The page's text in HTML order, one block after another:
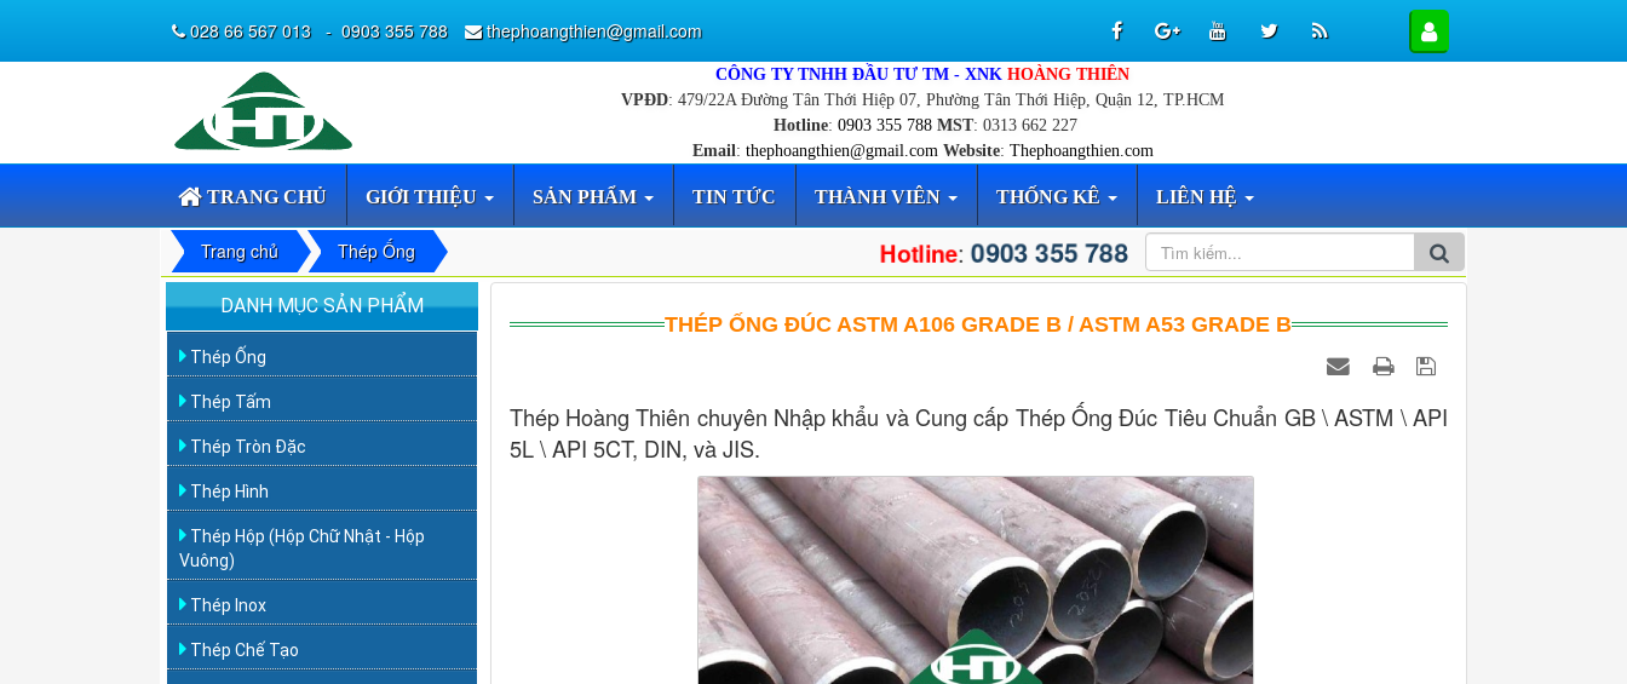
CÔNG TY TNHH ĐẦU TƯ TM - XNK HOÀNG THIÊN
VPĐD: 479/22A Đường Tân Thới Hiệp 07, Phường Tân Thới Hiệp, Quận 12, TP.HCM
Hotline: 0903 355 788 MST: 0313 662 227
Email: thephoangthien@gmail.com Website: Thephoangthien.com
TRANG CHỦ GIỚI THIỆU SẢN PHẨM TIN TỨC THÀNH VIÊN THỐNG KÊ LIÊN HỆ
028 66 567 013 - 0903 355 788 thephoangthien@gmail.com
Trang chủ Thép Ống Hotline:0903 355 788
THÉP ỐNG ĐÚC ASTM A106 GRADE B / ASTM A53 GRADE B
Thép Hoàng Thiên chuyên Nhập khẩu và Cung cấp Thép Ống Đúc Tiêu Chuẩn GB \ ASTM \ API
5L \ API 5CT, DIN, và JIS.
DANH MỤC SẢN PHẨM
Thép Ống
Thép Tấm
Thép Tròn Đặc
Thép Hình
Thép Hộp (Hộp Chữ Nhật - Hộp
Vuông)
Thép Inox
Thép Chế Tạo